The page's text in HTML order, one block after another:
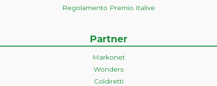
Regolamento Premio Italive
Partner
Markonet
Wonders
Coldiretti